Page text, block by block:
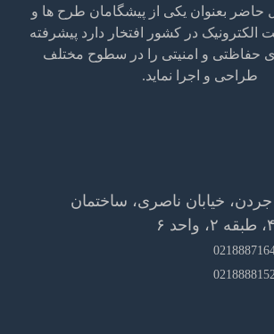
حاضر بعنوان یکی از پیشگامان طرح ها و
در کشور افتخار دارد پیشرفته
حفاظتی و امنیتی را در سطوح مختلف
طراحی و اجرا نماید.
جردن، خیابان ناصری، ساختمان